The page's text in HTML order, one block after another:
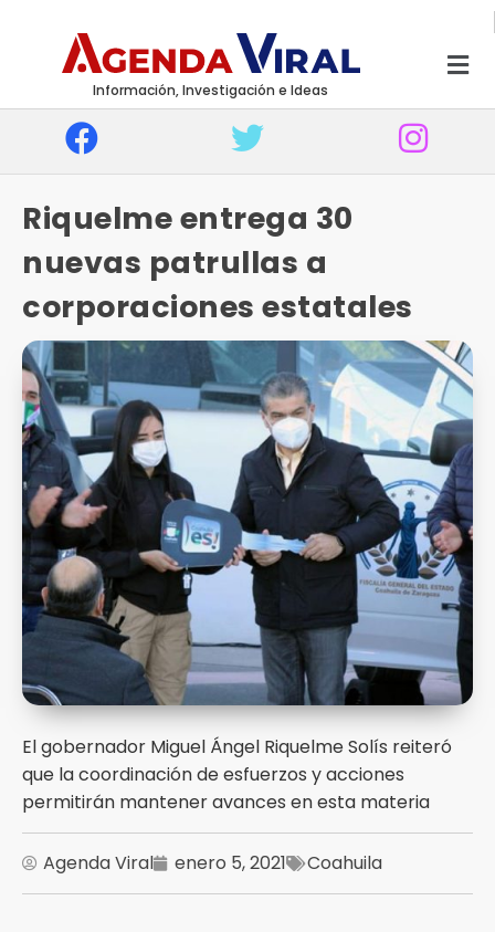
Información, Investigación e Ideas
Riquelme entrega 30
nuevas patrullas a
corporaciones estatales
El gobernador Miguel Ángel Riquelme Solís reiteró
que la coordinación de esfuerzos y acciones
permitirán mantener avances en esta materia
Agenda Viral enero 5, 2021 Coahuila